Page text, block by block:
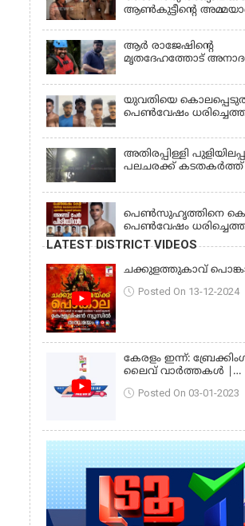
ആണ്‍കുട്ടീന്റെ
കസ്റ്റഡിയിൽ വിട്ട്
ജാമ്യാപേക്ഷ തള്ളി
ആര്‍ രാജേഷിന്റെ
മൃതദേഹത്തോട്
ക്രമീകരണത്തില്‍
വീഴ്ച; മൃതദേഹം
വരെ എത്തിച്ചത്
സംവിധാനം
ആരോപണം
യുവതിയെ
പെൺവേഷം
അതിരപ്പിള്ളി
പലചരക്ക് കടതകർത്ത്
പെണ്‍സുഹൃത്തിനെ
പെണ്‍വേഷം
യുവാവ്; അഞ്ചുപേരെ
പൊലീസ്
LATEST DISTRICT VIDEOS
ചക്കുളത്തുകാവ്
Posted On 13-12-2024
കേരളം ഇന്ന്:
ലൈവ് വാർത്തകൾ |
Posted On 03-01-2023